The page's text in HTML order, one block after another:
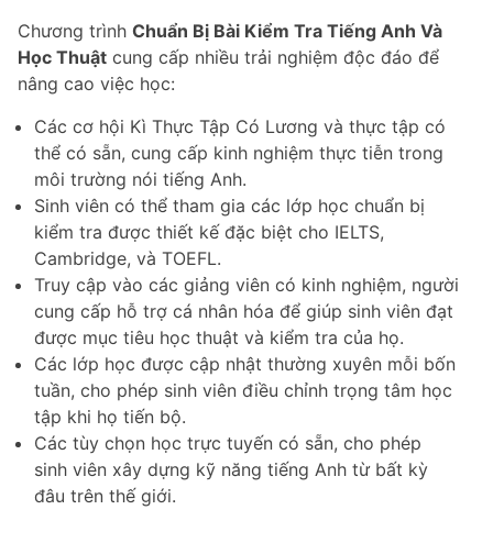
Chương trình Chuẩn Bị Bài Kiểm Tra Tiếng Anh Và
Học Thuật cung cấp nhiều trải nghiệm độc đáo để
nâng cao việc học:
Các cơ hội Kì Thực Tập Có Lương và thực tập có
thể có sẵn, cung cấp kinh nghiệm thực tiễn trong
môi trường nói tiếng Anh.
Sinh viên có thể tham gia các lớp học chuẩn bị
kiểm tra được thiết kế đặc biệt cho IELTS,
Cambridge, và TOEFL.
Truy cập vào các giảng viên có kinh nghiệm, người
cung cấp hỗ trợ cá nhân hóa để giúp sinh viên đạt
được mục tiêu học thuật và kiểm tra của họ.
Các lớp học được cập nhật thường xuyên mỗi bốn
tuần, cho phép sinh viên điều chỉnh trọng tâm học
tập khi họ tiến bộ.
Các tùy chọn học trực tuyến có sẵn, cho phép
sinh viên xây dựng kỹ năng tiếng Anh từ bất kỳ
đâu trên thế giới.